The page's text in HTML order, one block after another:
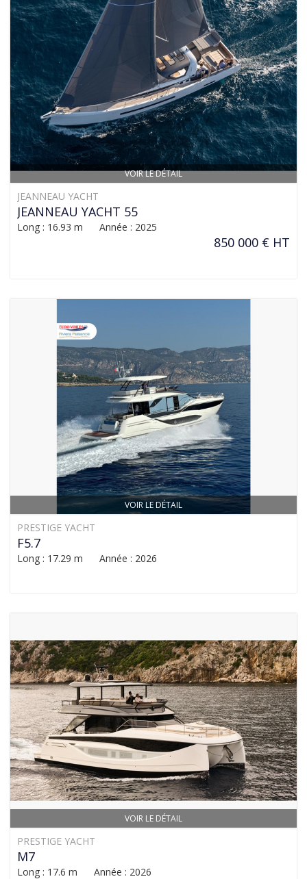
VOIR LE DÉTAIL
JEANNEAU YACHT
JEANNEAU YACHT 55
Long : 16.93 m Année : 2025
850 000 € HT
VOIR LE DÉTAIL
PRESTIGE YACHT
F5.7
Long : 17.29 m Année : 2026
VOIR LE DÉTAIL
PRESTIGE YACHT
M7
Long : 17.6 m Année : 2026